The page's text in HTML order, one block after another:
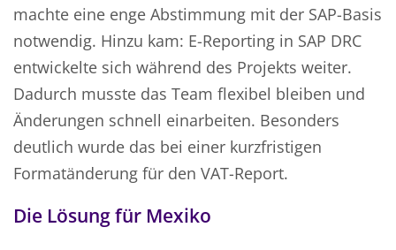
machte eine enge Abstimmung mit der SAP-Basis
notwendig. Hinzu kam: E-Reporting in SAP DRC
entwickelte sich während des Projekts weiter.
Dadurch musste das Team flexibel bleiben und
Änderungen schnell einarbeiten. Besonders
deutlich wurde das bei einer kurzfristigen
Formatänderung für den VAT-Report.
Die Lösung für Mexiko